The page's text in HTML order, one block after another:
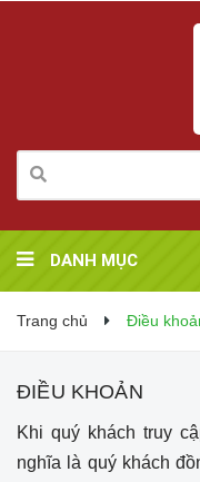
DANH MỤC
Trang chủ Điều
ĐIỀU KHOẢN
Khi quý khách truy
nghĩa là quý khách